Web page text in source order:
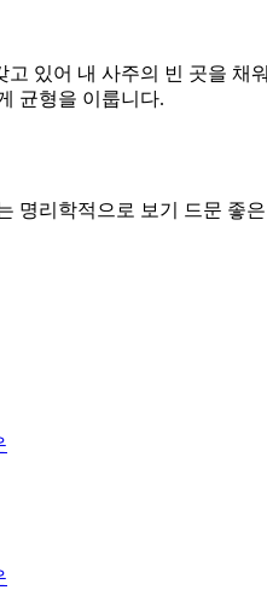
있어 내 사주의 빈 곳을 채
균형을 이룹니다.
명리학적으로 보기 드문 좋